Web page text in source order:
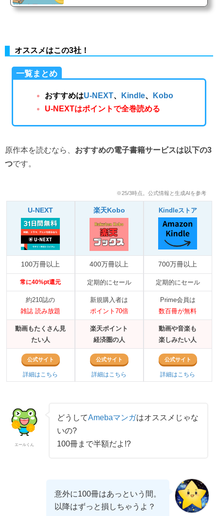
オススメはこの3社！
一覧まとめ
おすすめはU-NEXT、 Kindle、
Kobo
U-NEXTはポイントで全巻読める
原作本を読むなら、 おすすめの電子書籍サービスは以下の3
つです。
※25/3時点。公式情報と生成AIを参考
U-NEXT 楽天Kobo Kindleストア
100万冊以上 400万冊以上 700万冊以上
常に40%pt還元 定期的にセール 定期的にセール
約210誌の
雑誌 読み放題
新規購入者は
ポイント70倍
Prime会員は
数百冊が無料
動画もたくさん見
たい人
楽天ポイント
経済圏の人
動画や音楽も
楽しみたい人
公式サイト
詳細はこちら
公式サイト
詳細はこちら
公式サイト
詳細はこちら
エールくん
どうしてAmebaマンガはオススメじゃな
いの?
100冊まで半額だよ!?
意外に100冊はあっという間。
以降はずっと損しちゃうよ？